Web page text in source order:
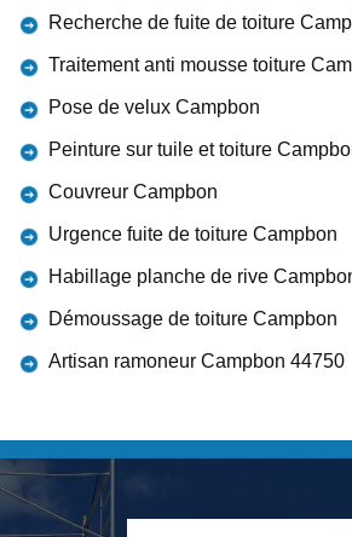
Recherche de fuite de toiture
Traitement anti mousse toiture
Pose de velux Campbon
Peinture sur tuile et toiture
Couvreur Campbon
Urgence fuite de toiture Campbon
Habillage planche de rive
Démoussage de toiture Campbon
Artisan ramoneur Campbon 44750